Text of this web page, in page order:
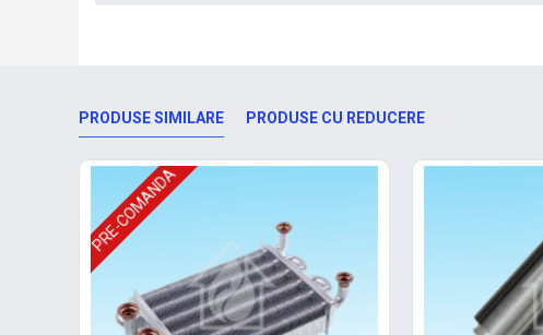
PRODUSE SIMILARE PRODUSE CU REDUCERE
PRE-COMANDA